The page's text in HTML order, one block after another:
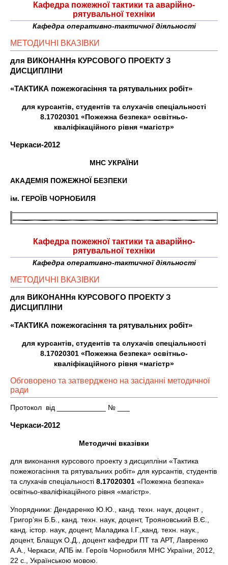
Кафедра пожежної тактики та аварійно-
рятувальної техніки
Кафедра оперативно-тактичної діяльності
МЕТОДИЧНІ ВКАЗІВКИ
для ВИКОНАННя КУРСОВОГО ПРОЕКТУ З
ДИСЦИПЛІНИ
«ТАКТИКА пожежогасіння та рятувальних робіт»
для курсантів, студентів та слухачів спеціальності
8.17020301 «Пожежна безпека» освітньо-
кваліфікаційного рівня «магістр»
Черкаси-2012
МНС УКРАЇНИ
АКАДЕМІЯ ПОЖЕЖНОЇ БЕЗПЕКИ
ім. ГЕРОЇВ ЧОРНОБИЛЯ
Кафедра пожежної тактики та аварійно-
рятувальної техніки
Кафедра оперативно-тактичної діяльності
МЕТОДИЧНІ ВКАЗІВКИ
для ВИКОНАННя КУРСОВОГО ПРОЕКТУ З
ДИСЦИПЛІНИ
«ТАКТИКА пожежогасіння та рятувальних робіт»
для курсантів, студентів та слухачів спеціальності
8.17020301 «Пожежна безпека» освітньо-
кваліфікаційного рівня «магістр»
Обговорено та затверджено на засіданні методичної
ради
Протокол від ____________ № ___
Черкаси-2012
Методичні вказівки
для виконання курсового проекту з дисципліни «Тактика
пожежогасіння та рятувальних робіт» для курсантів, студентів
та слухачів спеціальності 8.17020301 «Пожежна безпека»
освітньо-кваліфікаційного рівня «магістр».
Упорядники: Дендаренко Ю.Ю., канд. техн. наук, доцент ,
Григор’ян Б.Б., канд. техн. наук, доцент, Трояновський В.Є.,
канд. істор. наук, доцент, Маладика І.Г.,канд. техн. наук.,
доцент, Блащук О.Д., доцент кафедри ПТ та АРТ, Лавренко
А.А., Черкаси, АПБ ім. Героїв Чорнобиля МНС України, 2012,
22 с., Українською мовою.